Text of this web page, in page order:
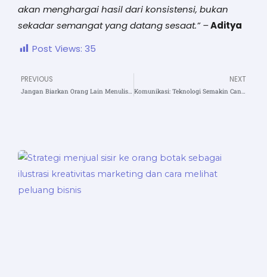
akan menghargai hasil dari konsistensi, bukan
sekadar semangat yang datang sesaat.” –Aditya
Post Views: 35
Prev
PREVIOUS NEXT